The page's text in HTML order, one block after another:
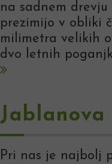
na sadnem
prezimijo v obliki
milimetra velikih
dvo letnih
Pri nas je najbolj